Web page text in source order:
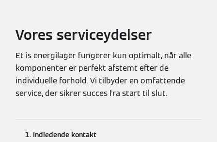
Vores serviceydelser
Et is energilager fungerer kun optimalt, når alle
komponenter er perfekt afstemt efter de
individuelle forhold. Vi tilbyder en omfattende
service, der sikrer succes fra start til slut.
1. Indledende kontakt